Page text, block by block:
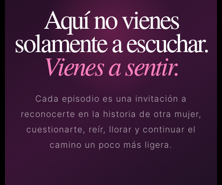
Aquí no vienes
solamente a escuchar.
Vienes a sentir.
Cada episodio es una invitación a
reconocerte en la historia de otra mujer,
cuestionarte, reír, llorar y continuar el
camino un poco más ligera.